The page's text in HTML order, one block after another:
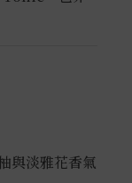
與淡雅花香氣